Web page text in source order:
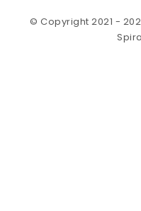
© Copyright 2021 -